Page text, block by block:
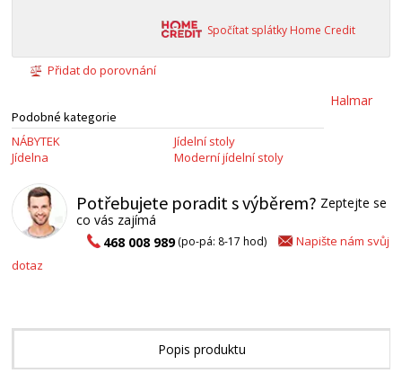
Spočítat splátky Home Credit
Přidat do porovnání
Podobné kategorie
NÁBYTEK
Jídelna
Jídelní stoly
Moderní jídelní stoly
Halmar
Potřebujete poradit s výběrem? Zeptejte se
co vás zajímá
468 008 989(po-pá: 8-17 hod)
Napište nám svůj
dotaz
Popis produktu